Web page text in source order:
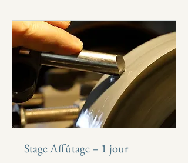
Stage Affûtage – 1 jour